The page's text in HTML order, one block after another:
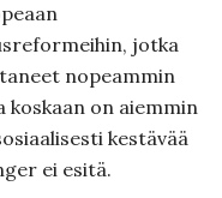
jotka
nopeammin
koskaan on aiemmin
kestävää
ei esitä.